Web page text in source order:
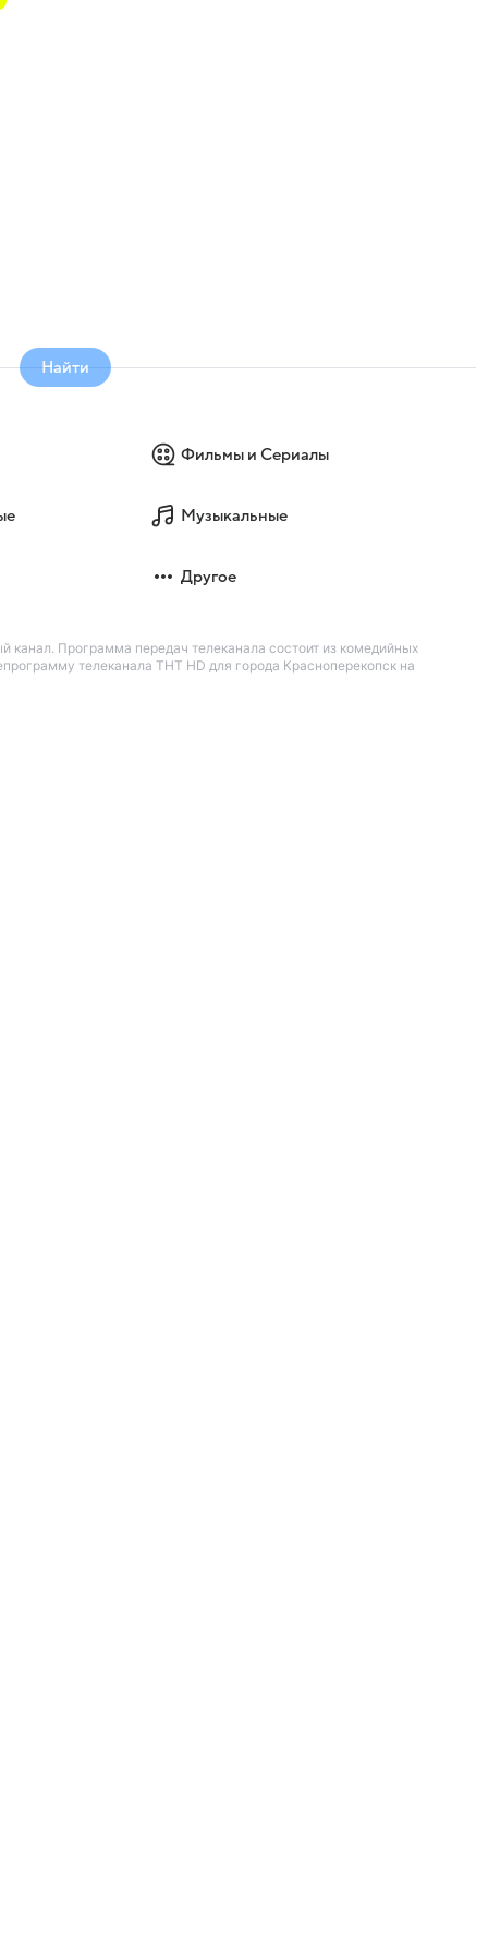
Найти
Фильмы и Сериалы
Музыкальные
Другое
канал. Программа передач телеканала состоит из комедийных
телеканала ТНТ HD для города Красноперекопск на